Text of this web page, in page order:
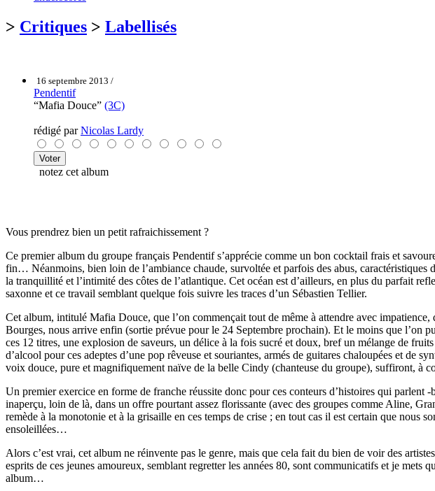
> Critiques > Labellisés
16 septembre 2013 /
Pendentif
“Mafia Douce” (3C)
rédigé parNicolas Lardy
notez cet album
Vous prendrez bien un petit rafraichissement ?
Ce premier album du groupe français Pendentif s’apprécie comme un bon cocktail frais et
fin… Néanmoins, bien loin de l’ambiance chaude, survoltée et parfois des abus, caractéristiques
la tranquillité et l’intimité des côtes de l’atlantique. Cet océan est d’ailleurs, en plus du parfait
saxonne et ce travail semblant quelque fois suivre les traces d’un Sébastien Tellier.
Cet album, intitulé Mafia Douce, que l’on commençait tout de même à attendre avec
Bourges, nous arrive enfin (sortie prévue pour le 24 Septembre prochain). Et le moins que l’on
ces 12 titres, une explosion de saveurs, un délice à la fois sucré et doux, bref un mélange de
d’alcool pour ces adeptes d’une pop rêveuse et souriantes, armés de guitares chaloupées et de
voix douce, pure et magnifiquement naïve de la belle Cindy (chanteuse du groupe), suffiront, à
Un premier exercice en forme de franche réussite donc pour ces conteurs d’histoires qui parlent
inaperçu, loin de là, dans un offre pourtant assez florissante (avec des groupes comme Aline,
remède à la monotonie et à la grisaille en ces temps de crise ; en tout cas il est certain que nous
ensoleillées…
Alors c’est vrai, cet album ne réinvente pas le genre, mais que cela fait du bien de voir des
esprits de ces jeunes amoureux, semblant regretter les années 80, sont communicatifs et je mets
album…